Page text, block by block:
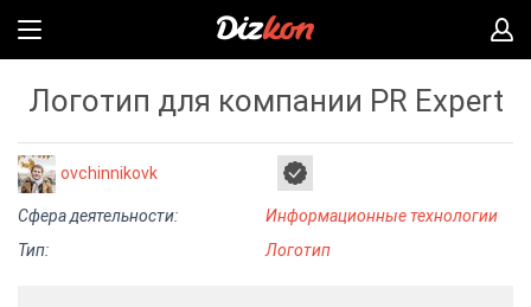
Логотип для компании PR Expert
ovchinnikovk
Сфера деятельности:
Информационные технологии
Тип:
Логотип